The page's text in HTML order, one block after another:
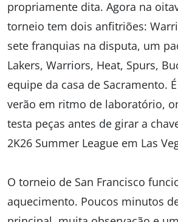
propriamente dita. Agora na
torneio tem dois anfitriões:
sete franquias na disputa, um
Lakers, Warriors, Heat, Spurs,
equipe da casa de Sacramento.
verão em ritmo de laboratório,
testa peças antes de girar a
2K26 Summer League em Las
O torneio de San Francisco
aquecimento. Poucos minutos